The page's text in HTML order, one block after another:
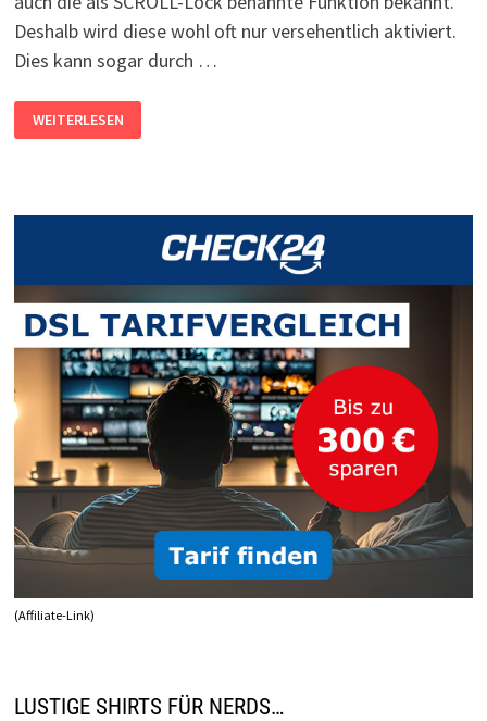
Deshalb wird diese wohl oft nur versehentlich aktiviert.
Dies kann sogar durch …
ROLLEN-
TASTE
AUF
AUCH
WEITERLESEN
(Affiliate-Link)
LUSTIGE SHIRTS FÜR NERDS…